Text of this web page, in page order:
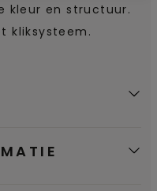
kleur en structuur.
kliksysteem.